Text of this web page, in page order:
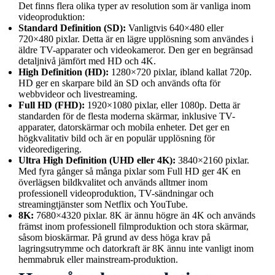
Det finns flera olika typer av resolution som är vanliga inom
videoproduktion:
Standard Definition (SD): Vanligtvis 640×480 eller
720×480 pixlar. Detta är en lägre upplösning som användes i
äldre TV-apparater och videokameror. Den ger en begränsad
detaljnivå jämfört med HD och 4K.
High Definition (HD): 1280×720 pixlar, ibland kallat 720p.
HD ger en skarpare bild än SD och används ofta för
webbvideor och livestreaming.
Full HD (FHD): 1920×1080 pixlar, eller 1080p. Detta är
standarden för de flesta moderna skärmar, inklusive TV-
apparater, datorskärmar och mobila enheter. Det ger en
högkvalitativ bild och är en populär upplösning för
videoredigering.
Ultra High Definition (UHD eller 4K): 3840×2160 pixlar.
Med fyra gånger så många pixlar som Full HD ger 4K en
överlägsen bildkvalitet och används alltmer inom
professionell videoproduktion, TV-sändningar och
streamingtjänster som Netflix och YouTube.
8K: 7680×4320 pixlar. 8K är ännu högre än 4K och används
främst inom professionell filmproduktion och stora skärmar,
såsom bioskärmar. På grund av dess höga krav på
lagringsutrymme och datorkraft är 8K ännu inte vanligt inom
hemmabruk eller mainstream-produktion.